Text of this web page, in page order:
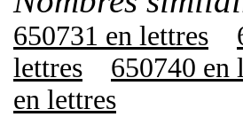
650731 en lettres
lettres
650740 en
en lettres